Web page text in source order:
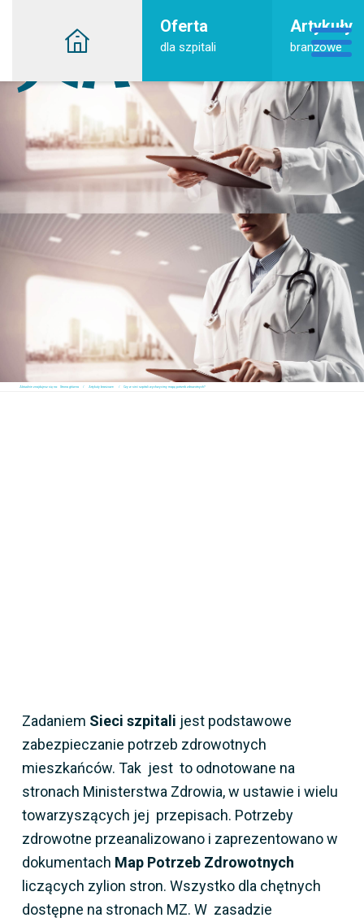
Oferta
dla szpitali
Artykuły
branżowe
Aktualnie znajdujesz się na: Strona główna Artykuły branżowe Czy w sieć szpitali wychwycimy mapę potrzeb zdrowotnych?
Zadaniem Sieci szpitali jest podstawowe
zabezpieczanie potrzeb zdrowotnych
mieszkańców. Tak jest to odnotowane na
stronach Ministerstwa Zdrowia, w ustawie i wielu
towarzyszących jej przepisach. Potrzeby
zdrowotne przeanalizowano i zaprezentowano w
dokumentach Map Potrzeb Zdrowotnych
liczących zylion stron. Wszystko dla chętnych
dostępne na stronach MZ. W zasadzie